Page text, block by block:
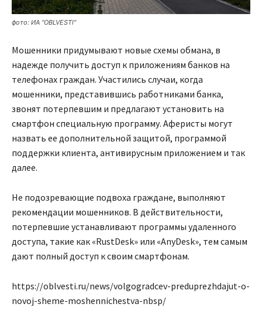
фото: ИА "OBLVESTI"
Мошенники придумывают новые схемы обмана, в
надежде получить доступ к приложениям банков на
телефонах граждан. Участились случаи, когда
мошенники, представившись работниками банка,
звонят потерпевшим и предлагают установить на
смартфон специальную программу. Аферисты могут
назвать ее дополнительной защитой, программой
поддержки клиента, антивирусным приложением и так
далее.
Не подозревающие подвоха граждане, выполняют
рекомендации мошенников. В действительности,
потерпевшие устанавливают программы удаленного
доступа, такие как «RustDesk» или «AnyDesk», тем самым
дают полный доступ к своим смартфонам.
https://oblvesti.ru/news/volgogradcev-preduprezhdajut-o-
novoj-sheme-moshennichestva-nbsp/